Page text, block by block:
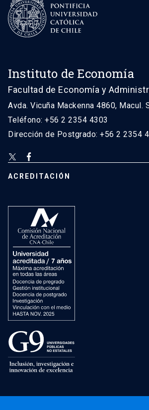
Instituto de Economía
Facultad de Economía y
Avda. Vicuña Mackenna 4860, Macul.
Teléfono: +56 2 2354 4303
Dirección de Postgrado: +56 2 2354
ACREDITACIÓN